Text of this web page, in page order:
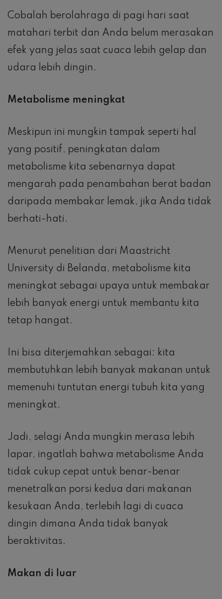
Cobalah berolahraga di pagi hari saat
matahari terbit dan Anda belum merasakan
efek yang jelas saat cuaca lebih gelap dan
udara lebih dingin.
Metabolisme meningkat
Meskipun ini mungkin tampak seperti hal
yang positif, peningkatan dalam
metabolisme kita sebenarnya dapat
mengarah pada penambahan berat badan
daripada membakar lemak, jika Anda tidak
berhati-hati.
Menurut penelitian dari Maastricht
University di Belanda, metabolisme kita
meningkat sebagai upaya untuk membakar
lebih banyak energi untuk membantu kita
tetap hangat.
Ini bisa diterjemahkan sebagai: kita
membutuhkan lebih banyak makanan untuk
memenuhi tuntutan energi tubuh kita yang
meningkat.
Jadi, selagi Anda mungkin merasa lebih
lapar, ingatlah bahwa metabolisme Anda
tidak cukup cepat untuk benar-benar
menetralkan porsi kedua dari makanan
kesukaan Anda, terlebih lagi di cuaca
dingin dimana Anda tidak banyak
beraktivitas.
Makan di luar